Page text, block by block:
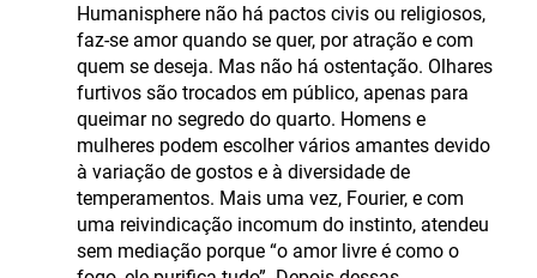
Humanisphere não há pactos civis ou religiosos,
faz-se amor quando se quer, por atração e com
quem se deseja. Mas não há ostentação. Olhares
furtivos são trocados em público, apenas para
queimar no segredo do quarto. Homens e
mulheres podem escolher vários amantes devido
à variação de gostos e à diversidade de
temperamentos. Mais uma vez, Fourier, e com
uma reivindicação incomum do instinto, atendeu
sem mediação porque “o amor livre é como o